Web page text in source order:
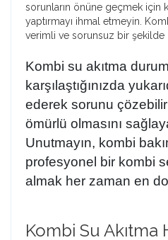
sorunların önüne geçmek için
yaptırmayı ihmal etmeyin.
verimli ve sorunsuz bir şekilde
Kombi su akıtma
karşılaştığınızda
ederek sorunu
ömürlü olmasını
Unutmayın, kombi
profesyonel bir kombi
almak her zaman en
Kombi Su Akıtma